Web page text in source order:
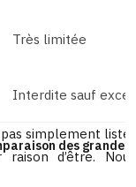
des
Très limitée
Interdite sauf